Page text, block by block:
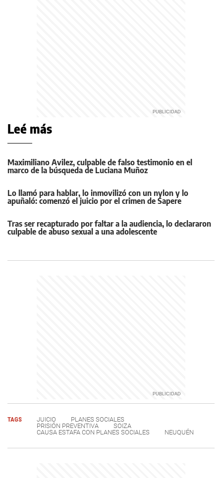
Leé más
Maximiliano Avilez, culpable de falso testimonio en el
marco de la búsqueda de Luciana Muñoz
Lo llamó para hablar, lo inmovilizó con un nylon y lo
apuñaló: comenzó el juicio por el crimen de Sapere
Tras ser recapturado por faltar a la audiencia, lo declararon
culpable de abuso sexual a una adolescente
TAGS JUICIO
PLANES SOCIALES
PRISIÓN PREVENTIVA
SOIZA
CAUSA ESTAFA CON PLANES SOCIALES
NEUQUÉN